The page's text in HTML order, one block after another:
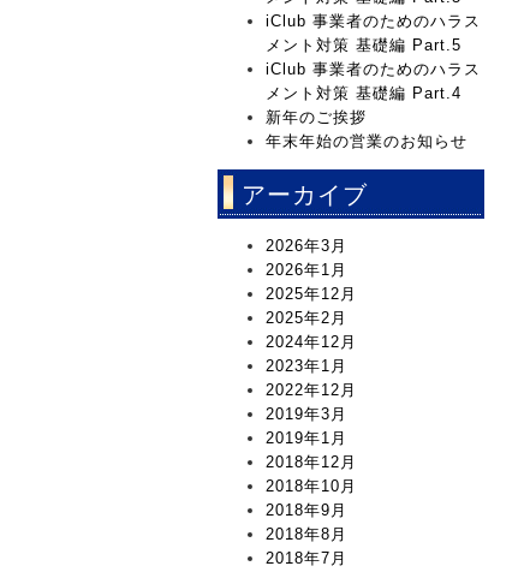
iClub 事業者のためのハラス
メント対策 基礎編 Part.5
iClub 事業者のためのハラス
メント対策 基礎編 Part.4
新年のご挨拶
年末年始の営業のお知らせ
アーカイブ
2026年3月
2026年1月
2025年12月
2025年2月
2024年12月
2023年1月
2022年12月
2019年3月
2019年1月
2018年12月
2018年10月
2018年9月
2018年8月
2018年7月